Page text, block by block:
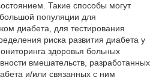
Такие способы могут
популяции для
диабета, для тестирования
риска развития диабета у
здоровья больных
вмешательств, разработанных
и/или связанных с ним